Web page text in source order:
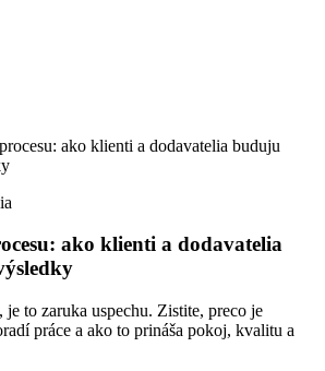
ako klienti a dodavatelia buduju
ako klienti a dodavatelia
je to zaruka uspechu. Zistite, preco je
práce a ako to prináša pokoj, kvalitu a